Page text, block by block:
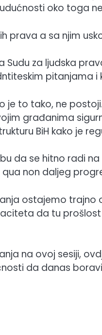
oko toga
prava a sa njim
za ljudska
pitanjama i
je to tako, ne
građanima
BiH kako je
da se hitno radi
non daljeg
ostajemo trajno
da tu
na ovoj sesiji,
da danas